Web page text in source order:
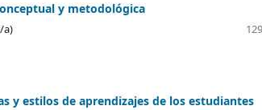
y metodológica
a)
y estilos de aprendizajes de los estudiantes